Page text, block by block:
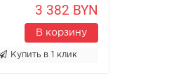
3 382 BYN
В корзину
Купить в 1 клик